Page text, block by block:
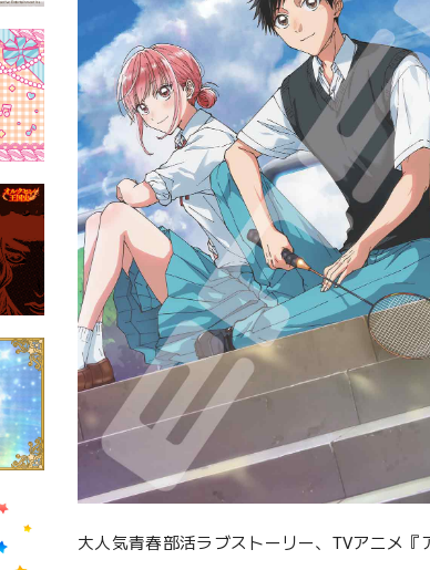
大人気青春部活ラブストーリー、TVアニメ『